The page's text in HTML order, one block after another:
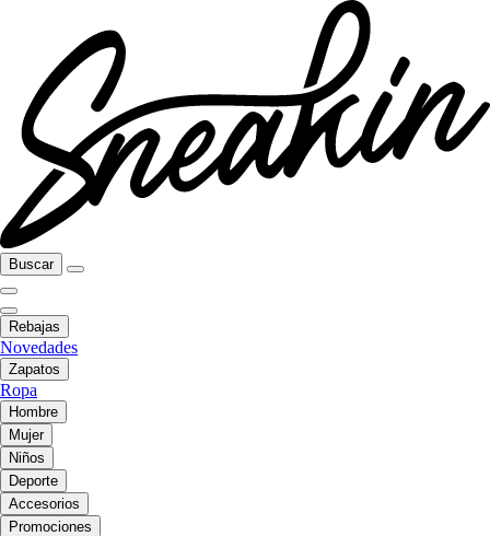
Buscar
Rebajas
Novedades
Zapatos
Ropa
Hombre
Mujer
Niños
Deporte
Accesorios
Promociones